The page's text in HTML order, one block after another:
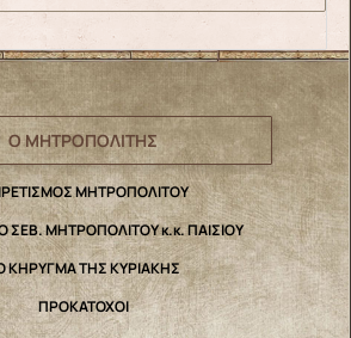
Ο ΜΗΤΡΟΠΟΛΙΤΗΣ
ΜΗΤΡΟΠΟΛΙΤΟΥ
ΣΕΒ. ΜΗΤΡΟΠΟΛΙΤΟΥ κ.κ. ΠΑΙΣΙΟΥ
ΚΗΡΥΓΜΑ ΤΗΣ ΚΥΡΙΑΚΗΣ
ΠΡΟΚΑΤΟΧΟΙ